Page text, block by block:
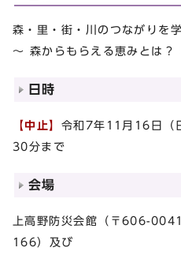
森・里・街・川のつながりを
～ 森からもらえる恵みとは
日時
【中止】 令和7年11月16日
30分まで
会場
上高野防災会館（〒606-
166）及び